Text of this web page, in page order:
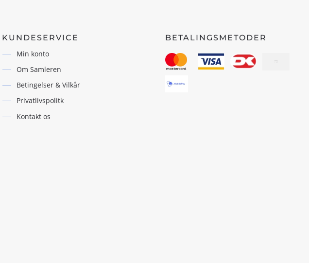
KUNDESERVICE
Min konto
Om Samleren
Betingelser & Vilkår
Privatlivspolitk
Kontakt os
BETALINGSMETODER